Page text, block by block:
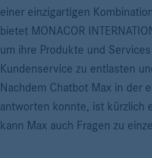
einer einzigartigen
bietet MONACOR
um ihre Produkte und
Kundenservice zu entlasten
Nachdem Chatbot Max in der
antworten konnte, ist kürzlich
kann Max auch Fragen zu